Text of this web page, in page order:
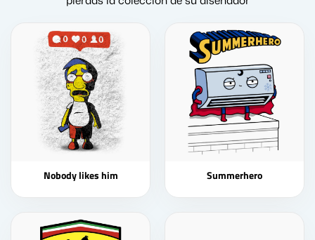
Nobody likes him Summerhero